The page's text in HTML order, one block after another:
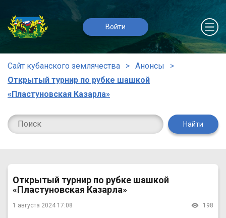
Войти
Сайт кубанского землячества
Анонсы
Открытый турнир по рубке шашкой
«Пластуновская Казарла»
Найти
Открытый турнир по рубке шашкой
«Пластуновская Казарла»
1 августа 2024 17:08 198